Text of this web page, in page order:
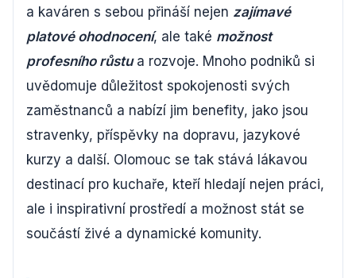
a kaváren s sebou přináší nejen zajímavé
platové ohodnocení, ale také možnost
profesního růstua rozvoje. Mnoho podniků si
uvědomuje důležitost spokojenosti svých
zaměstnanců a nabízí jim benefity, jako jsou
stravenky, příspěvky na dopravu, jazykové
kurzy a další. Olomouc se tak stává lákavou
destinací pro kuchaře, kteří hledají nejen práci,
ale i inspirativní prostředí a možnost stát se
součástí živé a dynamické komunity.